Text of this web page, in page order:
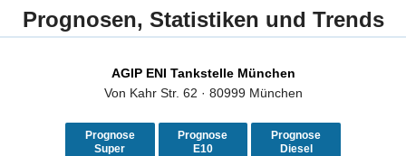
Prognosen, Statistiken und Trends
AGIP ENI Tankstelle München
Von Kahr Str. 62 · 80999 München
Prognose
Super
Prognose
E10
Prognose
Diesel